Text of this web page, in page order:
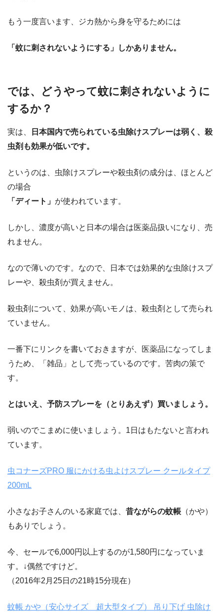
もう一度言います、ジカ熱から身を守るためには
「蚊に刺されないようにする」しかありません。
では、どうやって蚊に刺されないように
するか？
実は、 日本国内で売られている虫除けスプレーは弱く、 殺
虫剤も効果が低いです。
というのは、虫除けスプレーや殺虫剤の成分は、ほとんど
の場合
「ディート」 が使われています。
しかし、濃度が高いと日本の場合は医薬品扱いになり、売
れません。
なので薄いのです。なので、日本では効果的な虫除けスプ
レーや、殺虫剤が買えません。
殺虫剤について、効果が高いモノは、殺虫剤として売られ
ていません。
一番下にリンクを書いておきますが、医薬品になってしま
うため、「雑品」として売っているのです。苦肉の策で
す。
とはいえ、予防スプレーを（とりあえず）買いましょう。
弱いのでこまめに使いましょう。1日はもたないと言われ
ています。
虫コナーズPRO 服にかける虫よけスプレー クールタイプ
200mL
小さなお子さんのいる家庭では、 昔ながらの蚊帳 （かや）
もありでしょう。
今、セールで6,000円以上するのが1,580円になっていま
す。↓偶然ですけど。
（2016年2月25日の21時15分現在）
蚊帳 かや（安心サイズ 超大型タイプ） 吊り下げ 虫除け